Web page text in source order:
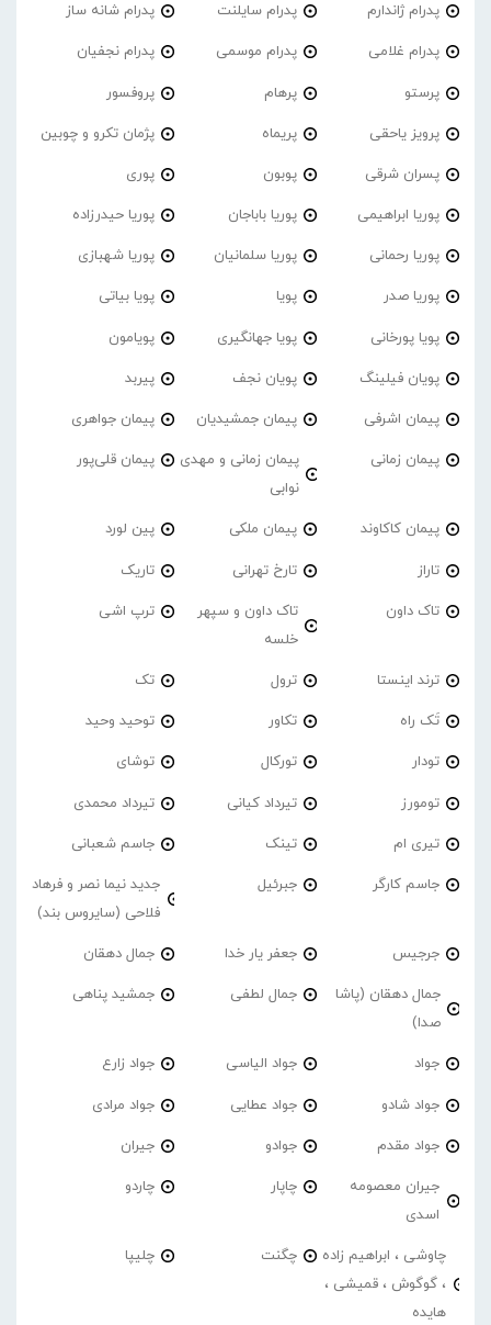
پدرام ژاندارم پدرام‌ سایلنت پدرام شانه ساز
پدرام غلامی پدرام موسمی پدرام نجفیان
پرستو پرهام پروفسور
پرویز یاحقی پریماه پژمان تکرو و چوبین
پسران شرقی پوبون پوری
پوریا ابراهیمی پوریا باباجان پوریا حیدرزاده
پوریا رحمانی پوریا سلمانیان پوریا شهبازی
پوریا صدر پویا پویا بیاتی
پویا پورخانی پویا جهانگیری پویامون
پویان فیلینگ پویان نجف پیربد
پیمان اشرفی پیمان جمشیدیان پیمان جواهری
پیمان زمانی
پیمان زمانی و مهدی
نوابی
پیمان قلی‌پور
پیمان کاکاوند پیمان ملکی پین لورد
تاراز تارخ تهرانی تاریک
تاک داون
تاک داون و سپهر
خلسه
ترپ اشی
ترند اینستا ترول تک
تَک راه تکاور توحید وحید
تودار تورکال توشای
تومورز تیرداد کیانی تیرداد محمدی
تیری ام تینک جاسم شعبانی
جاسم کارگر جبرئیل
جدید نیما نصر و فرهاد
فلاحی (سایروس بند)
جرجیس جعفر یار خدا جمال دهقان
جمال دهقان (پاشا
صدا)
جمال لطفی جمشید پناهی
جواد جواد الیاسی جواد زارع
جواد شادو جواد عطایی جواد مرادی
جواد مقدم جوادو جیران
جیران معصومه
اسدی
چاپار چاردو
چاوشی ، ابراهیم زاده
، گوگوش ، قمیشی ،
هایده
چگنت چلیپا